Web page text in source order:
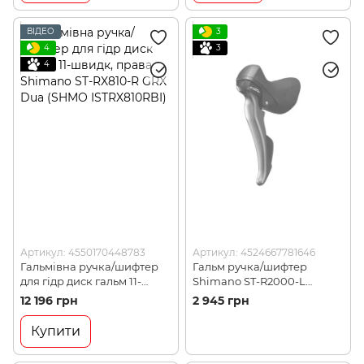
ВІДЕО
4
4
Артикул: 4550170448783
Гальмівна ручка/шифтер
для гідр диск гальм 11-
швидк, права Shimano ST-
RX810-R GRX Dua (SHMO
ISTRX810RBI)
12 196 грн
Купити
3
3
Артикул: 4524667781646
Гальм ручка/шифтер
Shimano ST-R2000-L
CLARIS Dual Control 2-
швидк. лівий (STR2000LIA)
2 945 грн